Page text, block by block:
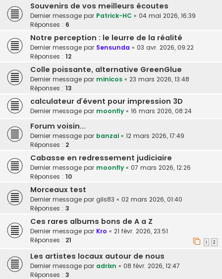
Souvenirs de vos meilleurs écoutes
Dernier message par Patrick-HC « 04 mai 2026, 16:39
Réponses : 6
Notre perception : le leurre de la réalité
Dernier message par Sensunda « 03 avr. 2026, 09:22
Réponses : 12
Colle poissante, alternative GreenGlue
Dernier message par minicos « 23 mars 2026, 13:48
Réponses : 13
calculateur d’évent pour impression 3D
Dernier message par moonfly « 16 mars 2026, 08:24
Forum voisin...
Dernier message par banzai « 12 mars 2026, 17:49
Réponses : 2
Cabasse en redressement judiciaire
Dernier message par moonfly « 07 mars 2026, 12:26
Réponses : 10
Morceaux test
Dernier message par gils83 « 02 mars 2026, 01:40
Réponses : 3
Ces rares albums bons de A a Z
Dernier message par Kro « 21 févr. 2026, 23:51
Réponses : 21 1 2
Les artistes locaux autour de nous
Dernier message par adrixn « 08 févr. 2026, 12:47
Réponses : 3